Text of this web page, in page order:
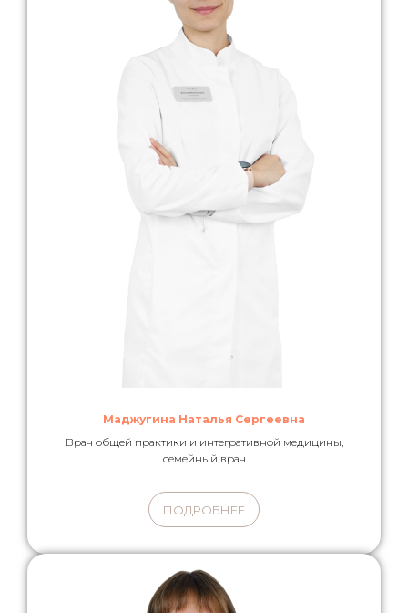
Маджугина Наталья Сергеевна
Врач общей практики и интегративной медицины,
семейный врач
ПОДРОБНЕЕ